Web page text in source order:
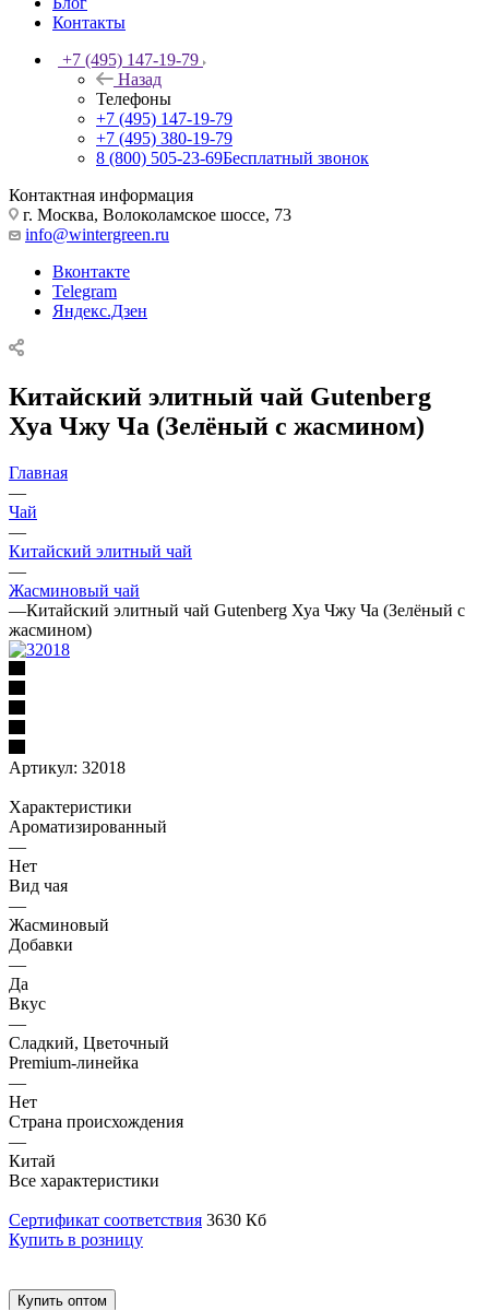
Контакты
+7 (495) 147-19-79
Назад
Телефоны
+7 (495) 147-19-79
+7 (495) 380-19-79
8 (800) 505-23-69Бесплатный звонок
Контактная информация
г. Москва, Волоколамское шоссе, 73
info@wintergreen.ru
Вконтакте
Telegram
Яндекс.Дзен
Китайский элитный чай Gutenberg
Хуа Чжу Ча (Зелёный с жасмином)
Главная
—
Чай
—
Китайский элитный чай
—
Жасминовый чай
—Китайский элитный чай Gutenberg Хуа Чжу Ча (Зелёный с
жасмином)
Артикул: 32018
Характеристики
Ароматизированный
—
Нет
Вид чая
—
Жасминовый
Добавки
—
Да
Вкус
—
Сладкий, Цветочный
Premium-линейка
—
Нет
Страна происхождения
—
Китай
Все характеристики
Сертификат соответствия 3630 Кб
Купить в розницу
Купить оптом